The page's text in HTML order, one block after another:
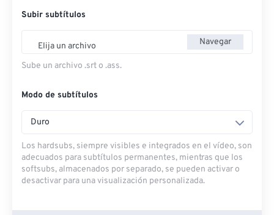
Subir subtítulos
Elija un archivo Navegar
Sube un archivo .srt o .ass.
Modo de subtítulos
Duro
Los hardsubs, siempre visibles e integrados en el vídeo, son
adecuados para subtítulos permanentes, mientras que los
softsubs, almacenados por separado, se pueden activar o
desactivar para una visualización personalizada.